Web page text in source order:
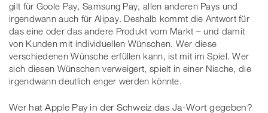
gilt für Goole Pay, Samsung Pay, allen anderen Pays und
irgendwann auch für Alipay. Deshalb kommt die Antwort für
das eine oder das andere Produkt vom Markt – und damit
von Kunden mit individuellen Wünschen. Wer diese
verschiedenen Wünsche erfüllen kann, ist mit im Spiel. Wer
sich diesen Wünschen verweigert, spielt in einer Nische, die
irgendwann deutlich enger werden könnte.
Wer hat Apple Pay in der Schweiz das Ja-Wort gegeben?